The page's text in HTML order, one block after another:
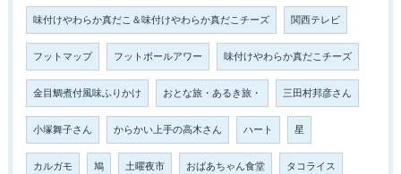
味付けやわらか真だこ＆味付けやわらか真だこチーズ 関西テレビ
フットマップ フットボールアワー 味付けやわらか真だこチーズ
金目鯛煮付風味ふりかけ おとな旅・あるき旅・ 三田村邦彦さん
小塚舞子さん からかい上手の高木さん ハート 星
カルガモ 鳩 土曜夜市 おばあちゃん食堂 タコライス